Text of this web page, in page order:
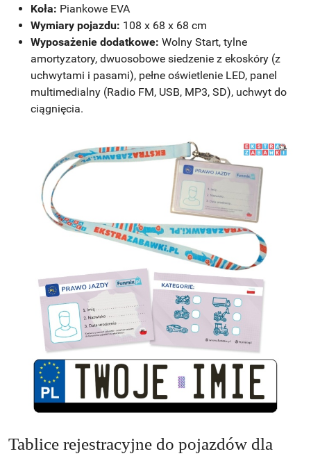
Koła: Piankowe EVA
Wymiary pojazdu: 108 x 68 x 68 cm
Wyposażenie dodatkowe: Wolny Start, tylne
amortyzatory, dwuosobowe siedzenie z ekoskóry (z
uchwytami i pasami), pełne oświetlenie LED, panel
multimedialny (Radio FM, USB, MP3, SD), uchwyt do
ciągnięcia.
Tablice rejestracyjne do pojazdów dla